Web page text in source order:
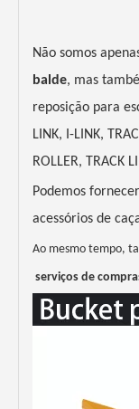
Não somos
balde, mas
reposição para
LINK, I-LINK,
ROLLER, TRACK
Podemos
acessórios de
Ao mesmo tempo,
serviços de